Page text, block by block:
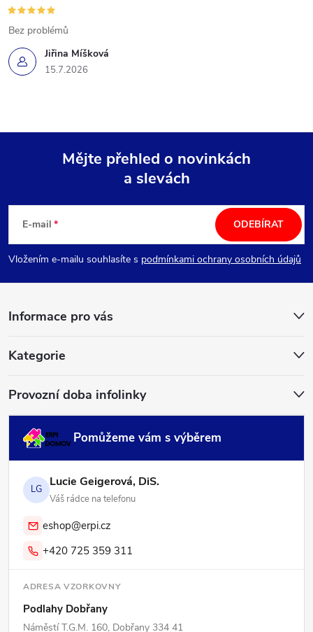
Jiřina Míšková
15.7.2026
Bez problémů
p
Mějte přehled o novinkách
a slevách
E-mail
Vložením e-mailu souhlasíte s podmínkami ochrany osobních údajů
ODEBÍRAT
Informace pro vás
Kategorie
Provozní doba infolinky
Pomůžeme vám s výběrem
LG Lucie Geigerová, DiS.
Váš rádce na telefonu
eshop@erpi.cz
+420 725 359 311
ADRESA VZORKOVNY
Podlahy Dobřany
Náměstí T.G.M. 160, Dobřany 334 41